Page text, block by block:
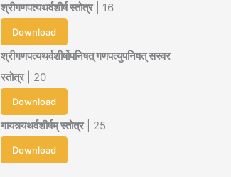
श्रीगणपत्यथर्वशीर्ष स्तोत्र| 16
Download
श्रीगणपत्यथर्वशीर्षोपनिषत् गणपत्युपनिषत् सस्वर
स्तोत्र| 20
Download
गायत्र्यथर्वशीर्षम् स्तोत्र| 25
Download